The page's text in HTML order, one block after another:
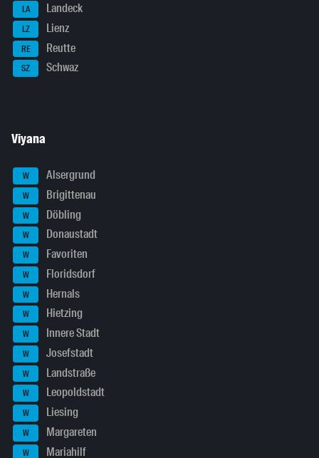
LA Landeck
LZ Lienz
RE Reutte
SZ Schwaz
Viyana
W Alsergrund
W Brigittenau
W Döbling
W Donaustadt
W Favoriten
W Floridsdorf
W Hernals
W Hietzing
W Innere Stadt
W Josefstadt
W Landstraße
W Leopoldstadt
W Liesing
W Margareten
W Mariahilf